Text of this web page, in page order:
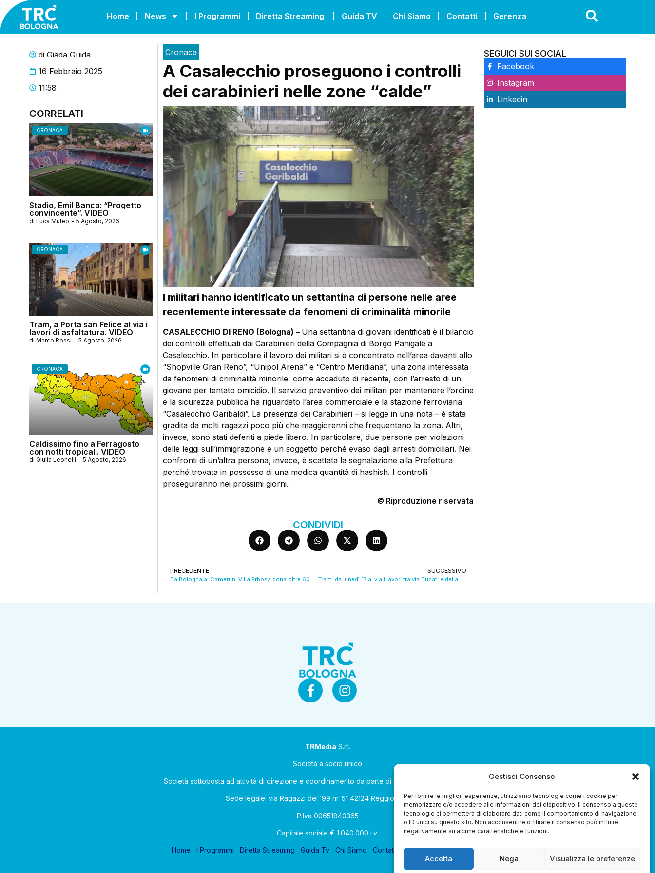
Gestisci Consenso
Per fornire le migliori esperienze, utilizziamo tecnologie come i cookie per
memorizzare e/o accedere alle informazioni del dispositivo. Il consenso a queste
tecnologie ci permetterà di elaborare dati come il comportamento di navigazione
o ID unici su questo sito. Non acconsentire o ritirare il consenso può influire
negativamente su alcune caratteristiche e funzioni.
Accetta Nega Visualizza le preferenze
Home News I Programmi Diretta Streaming Guida TV Chi Siamo Contatti Gerenza
di Giada Guida
16 Febbraio 2025
11:58
CORRELATI
CRONACA
Stadio, Emil Banca: “Progetto
convincente”. VIDEO
di Luca Muleo - 5 Agosto, 2026
CRONACA
Tram, a Porta san Felice al via i
lavori di asfaltatura. VIDEO
di Marco Rossi - 5 Agosto, 2026
CRONACA
Caldissimo fino a Ferragosto
con notti tropicali. VIDEO
di Giulia Leonelli - 5 Agosto, 2026
Cronaca
A Casalecchio proseguono i controlli
dei carabinieri nelle zone “calde”
I militari hanno identificato un settantina di persone nelle aree
recentemente interessate da fenomeni di criminalità minorile
CASALECCHIO DI RENO (Bologna) – Una settantina di giovani identificati è il bilancio
dei controlli effettuati dai Carabinieri della Compagnia di Borgo Panigale a
Casalecchio. In particolare il lavoro dei militari si è concentrato nell’area davanti allo
“Shopville Gran Reno”, “Unipol Arena” e “Centro Meridiana”, una zona interessata
da fenomeni di criminalità minorile, come accaduto di recente, con l’arresto di un
giovane per tentato omicidio. Il servizio preventivo dei militari per mantenere l’ordine
e la sicurezza pubblica ha riguardato l’area commerciale e la stazione ferroviaria
“Casalecchio Garibaldi”. La presenza dei Carabinieri – si legge in una nota – è stata
gradita da molti ragazzi poco più che maggiorenni che frequentano la zona. Altri,
invece, sono stati deferiti a piede libero. In particolare, due persone per violazioni
delle leggi sull’immigrazione e un soggetto perché evaso dagli arresti domiciliari. Nei
confronti di un’altra persona, invece, è scattata la segnalazione alla Prefettura
perché trovata in possesso di una modica quantità di hashish. I controlli
proseguiranno nei prossimi giorni.
© Riproduzione riservata
CONDIVIDI
PRECEDENTE SUCCESSIVO
SEGUICI SUI SOCIAL
Facebook
Instagram
Linkedin
TRMedia S.r.l.
Società a socio unico
Società sottoposta ad attività di direzione e coordinamento da parte di Coop Alleanza 3.0 Soc. Coop.
Sede legale: via Ragazzi del ’99 nr. 51 42124 Reggio Emilia (RE)
P.Iva 00651840365
Capitale sociale € 1.040.000 i.v.
Home I Programmi Diretta Streaming Guida Tv Chi Siamo Contatti Gerenza Whistleblowing